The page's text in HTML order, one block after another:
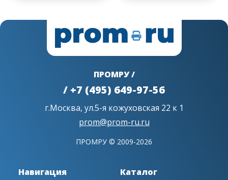
ПРОМРУ /
/ +7 (495) 649-97-56
г.Москва, ул.5-я кожуховская 22 к 1
prom@prom-ru.ru
ПРОМРУ © 2009-2026
Навигация Каталог